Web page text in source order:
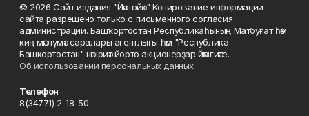
© 2026 Сайт издания "Йәнтөйәк" Копирование информации
сайта разрешено только с письменного согласия
администрации. Башҡортостан Республикаһының Матбуғат һәм
киң мәғлүмәт саралары агентлығы һәм "Республика
Башкортостан" нәшриәт йорто акционерҙар йәмғиәте.
Об использовании персональных данных
Телефон
8(34771) 2-18-50